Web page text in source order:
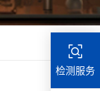
检测服务